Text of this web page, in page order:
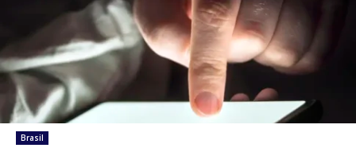
Brasil